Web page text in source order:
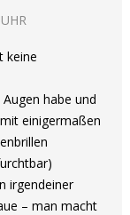
keine
habe und
einigermaßen
irgendeiner
– man macht